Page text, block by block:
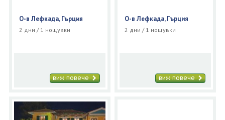
О-в Лефкада, Гърция
2 дни / 1 нощувки
виж повече
О-в Лефкада, Гърция
2 дни / 1 нощувки
виж повече